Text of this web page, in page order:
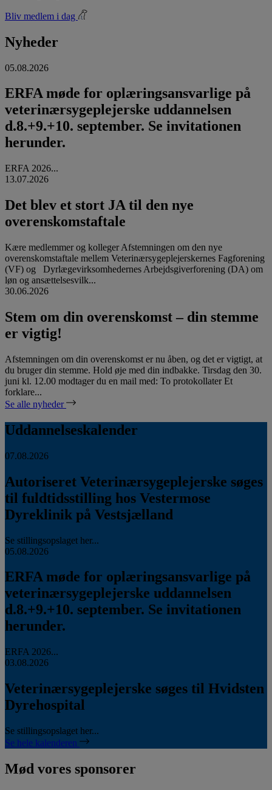
Bliv medlem i dag
Nyheder
05.08.2026
ERFA møde for oplæringsansvarlige på
veterinærsygeplejerske uddannelsen
d.8.+9.+10. september. Se invitationen
herunder.
ERFA 2026...
13.07.2026
Det blev et stort JA til den nye
overenskomstaftale
Kære medlemmer og kolleger Afstemningen om den nye
overenskomstaftale mellem Veterinærsygeplejerskernes Fagforening
(VF) og Dyrlægevirksomhedernes Arbejdsgiverforening (DA) om
løn og ansættelsesvilk...
30.06.2026
Stem om din overenskomst – din stemme
er vigtig!
Afstemningen om din overenskomst er nu åben, og det er vigtigt, at
du bruger din stemme. Hold øje med din indbakke. Tirsdag den 30.
juni kl. 12.00 modtager du en mail med: To protokollater Et
forklare...
Se alle nyheder
Uddannelseskalender
07.08.2026
Autoriseret Veterinærsygeplejerske søges
til fuldtidsstilling hos Vestermose
Dyreklinik på Vestsjælland
Se stillingsopslaget her...
05.08.2026
ERFA møde for oplæringsansvarlige på
veterinærsygeplejerske uddannelsen
d.8.+9.+10. september. Se invitationen
herunder.
ERFA 2026...
03.08.2026
Veterinærsygeplejerske søges til Hvidsten
Dyrehospital
Se stillingsopslaget her...
Se hele kalenderen
Mød vores sponsorer